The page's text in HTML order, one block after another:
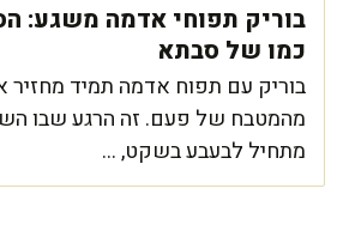
בוריק תפוחי אדמה משגע:
כמו של סבתא
בוריק עם תפוח אדמה תמיד מחזיר
מהמטבח של פעם. זה הרגע שבו
מתחיל לבעבע בשקט, ...